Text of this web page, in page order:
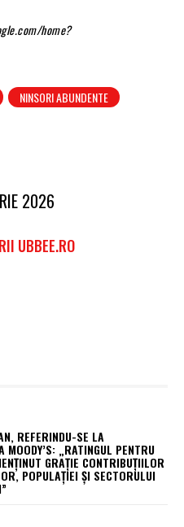
home?
NINSORI ABUNDENTE
2026
UBBEE.RO
REFERINDU-SE LA
MOODY’S: „RATINGUL PENTRU
GRAȚIE CONTRIBUȚIILOR
POPULAȚIEI ȘI SECTORULUI